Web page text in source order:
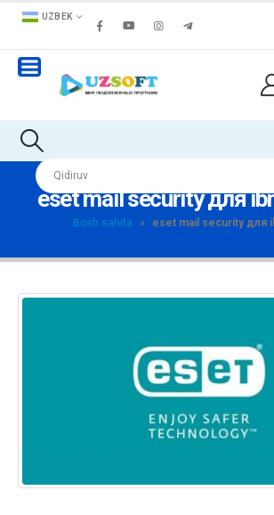
UZBEK
eset mail security для
Bosh sahifa » eset mail security для